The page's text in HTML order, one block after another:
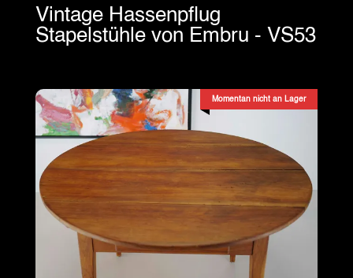
Vintage Hassenpflug
Stapelstühle von Embru - VS53
Momentan nicht an Lager